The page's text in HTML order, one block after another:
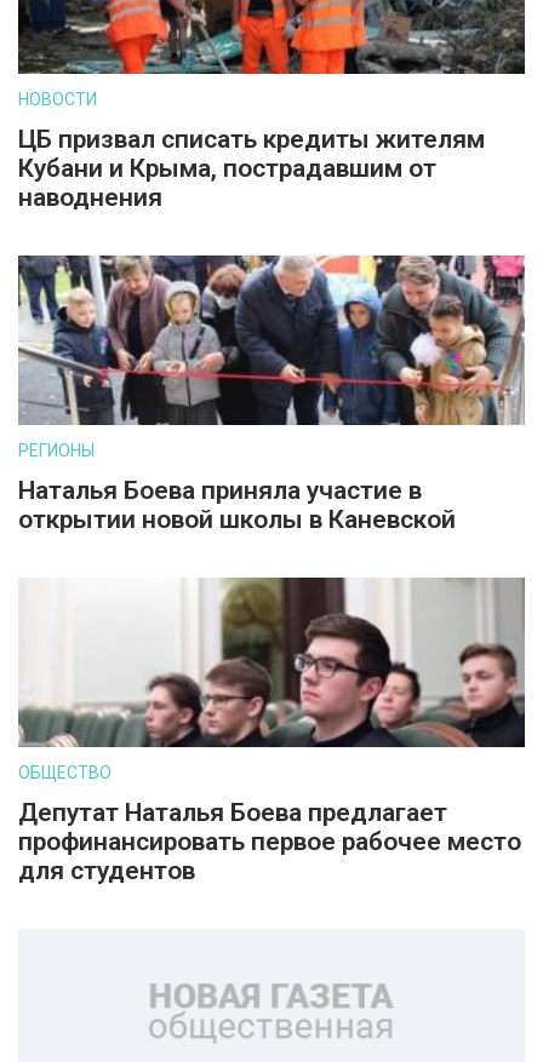
НОВОСТИ
ЦБ призвал списать кредиты жителям
Кубани и Крыма, пострадавшим от
наводнения
РЕГИОНЫ
Наталья Боева приняла участие в
открытии новой школы в Каневской
ОБЩЕСТВО
Депутат Наталья Боева предлагает
профинансировать первое рабочее место
для студентов